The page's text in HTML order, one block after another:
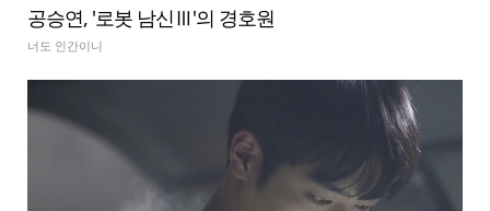
공승연, '로봇 남신Ⅲ'의 경호원
너도 인간이니